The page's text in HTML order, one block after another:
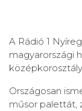
A Rádió 1
magyarországi
Országosan
műsor palettát,